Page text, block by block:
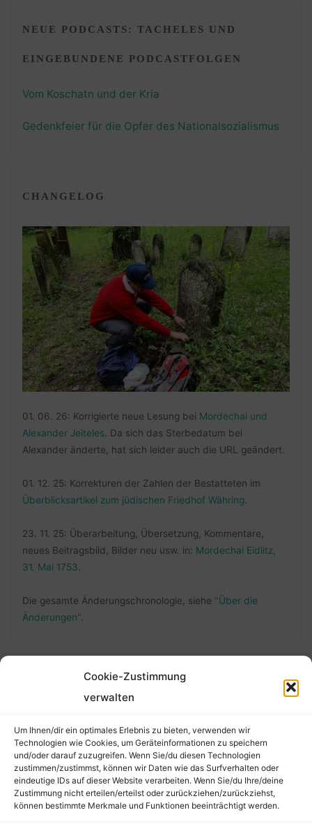
Cookie-Zustimmung
verwalten
Um Ihnen/dir ein optimales Erlebnis zu bieten, verwenden wir
Technologien wie Cookies, um Geräteinformationen zu speichern
und/oder darauf zuzugreifen. Wenn Sie/du diesen Technologien
zustimmen/zustimmst, können wir Daten wie das Surfverhalten oder
eindeutige IDs auf dieser Website verarbeiten. Wenn Sie/du Ihre/deine
Zustimmung nicht erteilen/erteilst oder zurückziehen/zurückziehst,
können bestimmte Merkmale und Funktionen beeinträchtigt werden.
NEUE PODCASTS: TACHELES UND
EINGEBUNDENE PODCASTFOLGEN
Vom Koschatn und der Kria
Gedenkfeier für die Opfer des Nationalsozialismus
CHANGELOG
01. 06. 26: Korrigierte neue Lesung bei Mordechai und
Alexander Jeiteles. Da sich das Sterbedatum bei
Alexander änderte, hat sich leider auch die URL geändert.
01. 12. 25: Korrekturen der Zahlen der Bestatteten im
Überblicksartikel zum jüdischen Friedhof Währing.
23. 11. 25: Überarbeitung, Übersetzung, Kommentare,
neues Beitragsbild, Bilder neu usw. in: Mordechai Eidlitz,
31. Mai 1753.
Die gesamte Änderungschronologie, siehe "Über die
Änderungen".
FOLLOW ME